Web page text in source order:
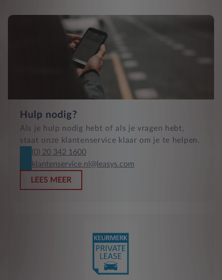
Hulp nodig?
Als je hulp nodig hebt of als je vragen hebt,
staat onze klantenservice klaar om je te helpen.
(0) 20 342 1600
klantenservice.nl@leasys.com
LEES MEER